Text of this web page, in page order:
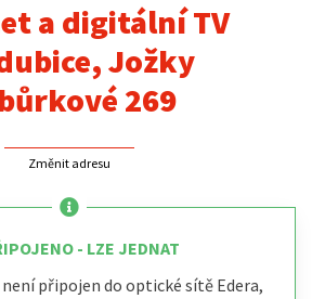
a digitální TV
Jožky
269
Změnit adresu
- LZE JEDNAT
připojen do optické sítě Edera,